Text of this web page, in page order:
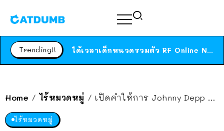
Trending!! ได้เวลาเด็กหนวดรวมตัว RF Online Next เปิดให้เล่นแล้ว เกม Sci-Fi MMORPG ระดับตำนาน เล่นได้ทั้งมือถือและ PC
Home / ไร้หมวดหมู่ / เปิดคำให้การ Johnny Depp กรณีพบอึบนเตียง ในวันเกิดอายุครบ 30 ปี ของ Amber Heard
ไร้หมวดหมู่